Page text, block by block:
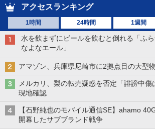
アクセスランキング
1時間 24時間 1週間
水を飲まずにビールを飲むと倒れる「ふ
なよなエール」
アマゾン、兵庫県尼崎市に2拠点目の大
メルカリ、梨の転売疑惑を否定「誹謗中
現地確認
【石野純也のモバイル通信SE】ahamo
開幕したサブブランド戦争